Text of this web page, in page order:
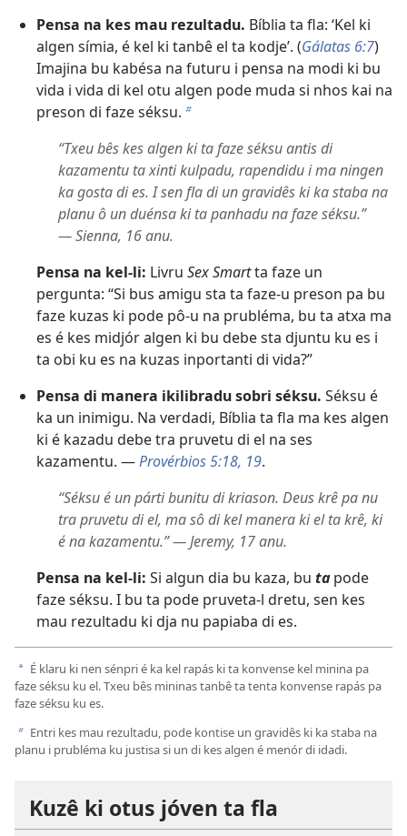
Pensa na kes mau rezultadu. Bíblia ta fla: ‘Kel ki
algen símia, é kel ki tanbê el ta kodje’. (Gálatas 6:7)
Imajina bu kabésa na futuru i pensa na modi ki bu
vida i vida di kel otu algen pode muda si nhos kai na
preson di faze séksu. b
“Txeu bês kes algen ki ta faze séksu antis di
kazamentu ta xinti kulpadu, rapendidu i ma ningen
ka gosta di es. I sen fla di un gravidês ki ka staba na
planu ô un duénsa ki ta panhadu na faze séksu.”
— Sienna, 16 anu.
Pensa na kel-li: Livru Sex Smartta faze un
pergunta: “Si bus amigu sta ta faze-u preson pa bu
faze kuzas ki pode pô-u na prubléma, bu ta atxa ma
es é kes midjór algen ki bu debe sta djuntu ku es i
ta obi ku es na kuzas inportanti di vida?”
Pensa di manera ikilibradu sobri séksu. Séksu é
ka un inimigu. Na verdadi, Bíblia ta fla ma kes algen
ki é kazadu debe tra pruvetu di el na ses
kazamentu. —Provérbios 5:18, 19.
“Séksu é un párti bunitu di kriason. Deus krê pa nu
tra pruvetu di el, ma sô di kel manera ki el ta krê, ki
é na kazamentu.” — Jeremy, 17 anu.
Pensa na kel-li: Si algun dia bu kaza, bu tapode
faze séksu. I bu ta pode pruveta-l dretu, sen kes
mau rezultadu ki dja nu papiaba di es.
a É klaru ki nen sénpri é ka kel rapás ki ta konvense kel minina pa
faze séksu ku el. Txeu bês mininas tanbê ta tenta konvense rapás pa
faze séksu ku es.
b Entri kes mau rezultadu, pode kontise un gravidês ki ka staba na
planu i prubléma ku justisa si un di kes algen é menór di idadi.
Kuzê ki otus jóven ta fla